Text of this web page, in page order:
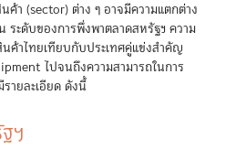
า (sector) ต่าง ๆ อาจมีความแตกต่าง
ะดับของการพึ่งพาตลาดสหรัฐฯ ความ
ค้าไทยเทียบกับประเทศคู่แข่งสำคัญ
ไปจนถึงความสามารถในการ
ายละเอียด ดังนี้
ฯ